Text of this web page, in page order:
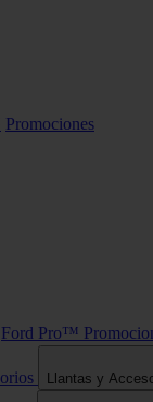
Promociones
Ford Pro™
Llantas y